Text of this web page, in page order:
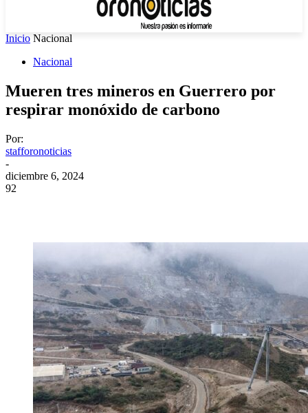
Inicio Nacional
Nacional
Mueren tres mineros en Guerrero por
respirar monóxido de carbono
Por:
stafforonoticias
-
diciembre 6, 2024
92